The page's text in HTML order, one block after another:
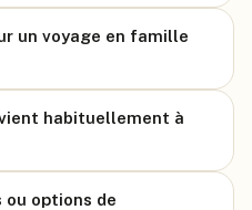
un voyage en famille
habituellement à
options de